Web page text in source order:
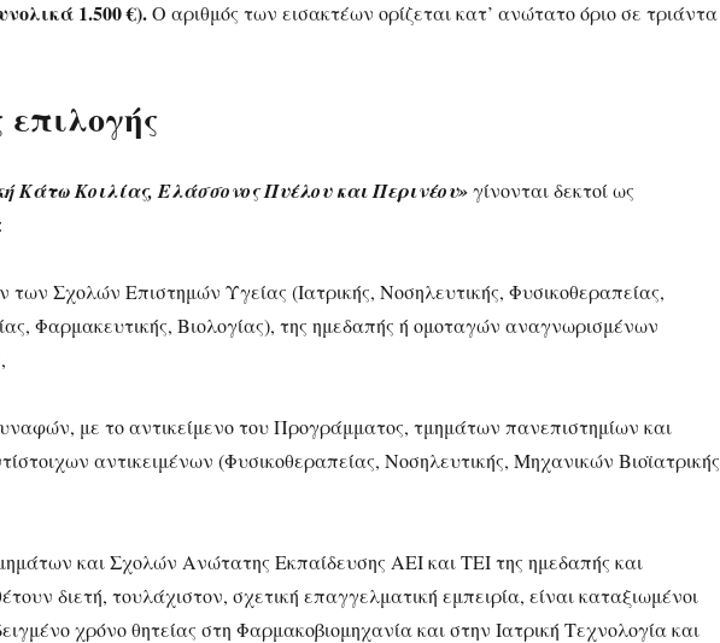
1.500 €).Ο αριθμός των εισακτέων ορίζεται κατ’ ανώτατο όριο σε τριάντα
Κάτω Κοιλίας, Ελάσσονος Πυέλου και Περινέου»γίνονται δεκτοί ως
Σχολών Επιστημών Υγείας (Ιατρικής, Νοσηλευτικής, Φυσικοθεραπείας,
Φαρμακευτικής, Βιολογίας), της ημεδαπής ή ομοταγών αναγνωρισμένων
με το αντικείμενο του Προγράμματος, τμημάτων πανεπιστημίων και
αντικειμένων (Φυσικοθεραπείας, Νοσηλευτικής, Μηχανικών Βιοϊατρικής
και Σχολών Ανώτατης Εκπαίδευσης ΑΕΙ και ΤΕΙ της ημεδαπής και
διετή, τουλάχιστον, σχετική επαγγελματική εμπειρία, είναι καταξιωμένοι
χρόνο θητείας στη Φαρμακοβιομηχανία και στην Ιατρική Τεχνολογία και